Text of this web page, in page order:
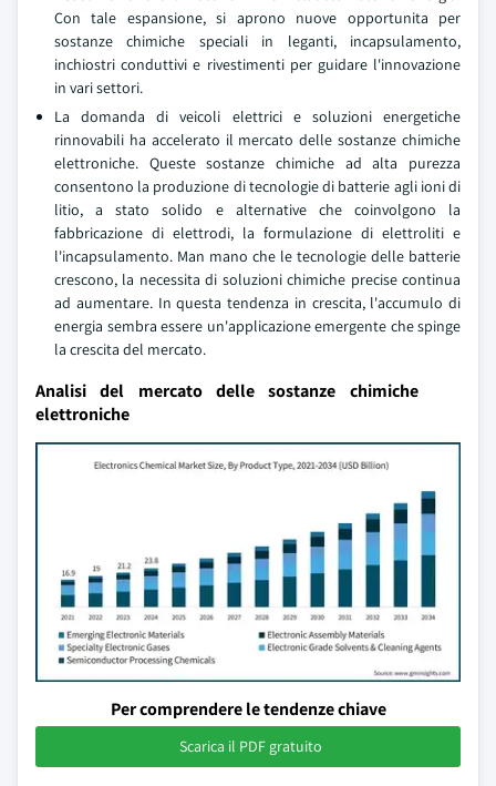
Con tale espansione, si aprono nuove opportunita per
sostanze chimiche speciali in leganti, incapsulamento,
inchiostri conduttivi e rivestimenti per guidare l'innovazione
in vari settori.
La domanda di veicoli elettrici e soluzioni energetiche
rinnovabili ha accelerato il mercato delle sostanze chimiche
elettroniche. Queste sostanze chimiche ad alta purezza
consentono la produzione di tecnologie di batterie agli ioni di
litio, a stato solido e alternative che coinvolgono la
fabbricazione di elettrodi, la formulazione di elettroliti e
l'incapsulamento. Man mano che le tecnologie delle batterie
crescono, la necessita di soluzioni chimiche precise continua
ad aumentare. In questa tendenza in crescita, l'accumulo di
energia sembra essere un'applicazione emergente che spinge
la crescita del mercato.
Analisi del mercato delle sostanze chimiche
elettroniche
Per comprendere le tendenze chiave
Scarica il PDF gratuito